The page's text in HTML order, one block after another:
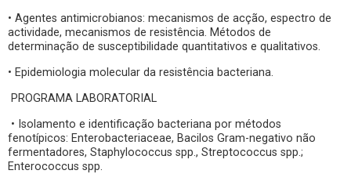
• Agentes antimicrobianos: mecanismos de acção, espectro de
actividade, mecanismos de resistência. Métodos de
determinação de susceptibilidade quantitativos e qualitativos.
• Epidemiologia molecular da resistência bacteriana.
PROGRAMA LABORATORIAL
• Isolamento e identificação bacteriana por métodos
fenotípicos: Enterobacteriaceae, Bacilos Gram-negativo não
fermentadores, Staphylococcus spp., Streptococcus spp.;
Enterococcus spp.